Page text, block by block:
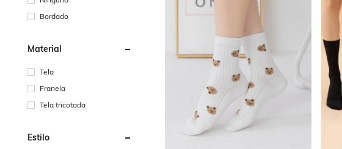
Bordado
Material
Tela
Franela
Tela tricotada
Estilo